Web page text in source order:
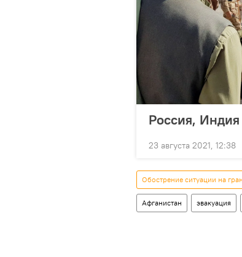
Россия, Индия
23 августа 2021, 12:38
Обострение ситуации на
Афганистан эвакуация